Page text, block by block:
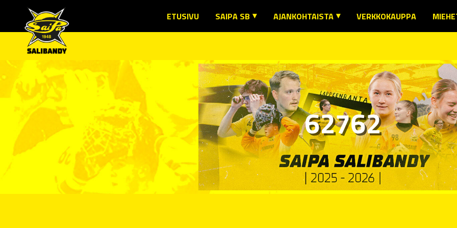
ETUSIVU SAIPA SB
JÄSENYYS JA SÄÄNNÖT
TOIMIHENKILÖILLE
LUT JA LAB -YHTEISTYÖ
JÄSENEDUT
SEURAN KAUSIKORTTI
LIIKUNTA- JA KULTTUURIETUJEN KÄYTTÖ
EDUSTUSJOUKKUEIDEN OTTELUINFO
YHTEYSTIEDOT
AJANKOHTAISTA
SEURAN TIEDOTTEET
MIESTEN EDUSTUSTEN TIEDOTTEET
NAISTEN EDUSTUKSEN TIEDOTTEET
MUIDEN JOUKKUEIDEN TIEDOTTEET
VERKKOKAUPPA
62762